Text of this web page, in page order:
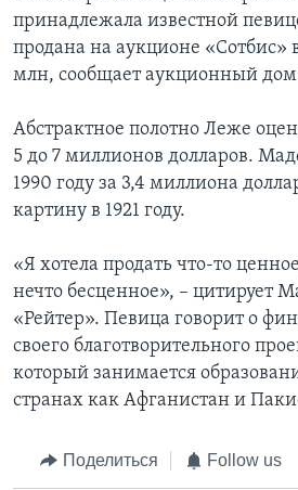
принадлежала известной
продана на аукционе «Сотбис»
млн, сообщает аукционный дом
Абстрактное полотно Леже
5 до 7 миллионов долларов.
1990 году за 3,4 миллиона
картину в 1921 году.
«Я хотела продать что-то
нечто бесценное», – цитирует
«Рейтер». Певица говорит о
своего благотворительного
который занимается
странах как Афганистан и
Поделиться Follow us